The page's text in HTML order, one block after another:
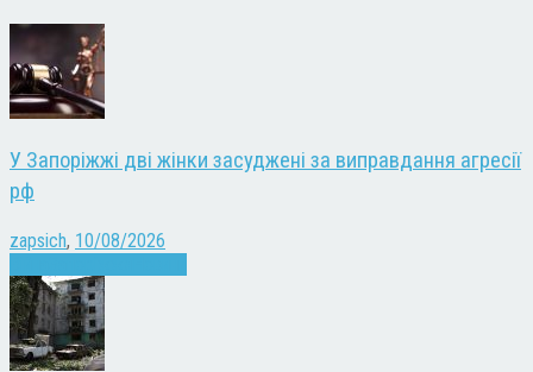
У Запоріжжі дві жінки засуджені за виправдання агресії
рф
zapsich, 10/08/2026